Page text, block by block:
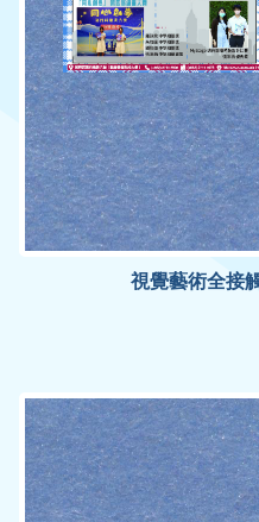
視覺藝術全接